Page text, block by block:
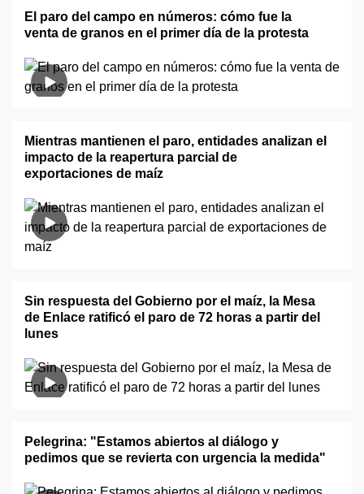
El paro del campo en números: cómo fue la
venta de granos en el primer día de la protesta
Mientras mantienen el paro, entidades analizan el
impacto de la reapertura parcial de
exportaciones de maíz
Sin respuesta del Gobierno por el maíz, la Mesa
de Enlace ratificó el paro de 72 horas a partir del
lunes
Pelegrina: "Estamos abiertos al diálogo y
pedimos que se revierta con urgencia la medida"